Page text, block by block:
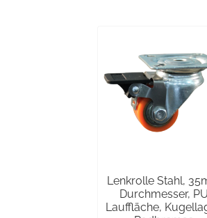
Lenkrolle Stahl,
Durchmesser, PU
Lauffläche,